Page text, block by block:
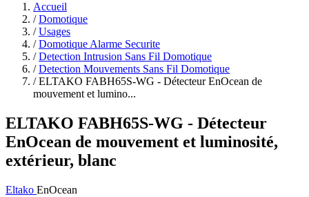
Accueil
/ Domotique
/ Usages
/ Domotique Alarme Securite
/ Detection Intrusion Sans Fil Domotique
/ Detection Mouvements Sans Fil Domotique
/ ELTAKO FABH65S-WG - Détecteur EnOcean de
mouvement et lumino...
ELTAKO FABH65S-WG - Détecteur
EnOcean de mouvement et luminosité,
extérieur, blanc
Eltako EnOcean